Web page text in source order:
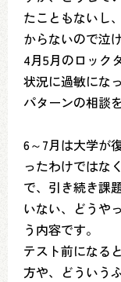
たこともないし
からないので泣
4月5月のロック
状況に過敏にな
パターンの相談
6～7月は大学が
ったわけではな
で、引き続き課
いない、どうや
う内容です。
テスト前になる
方や、どういう